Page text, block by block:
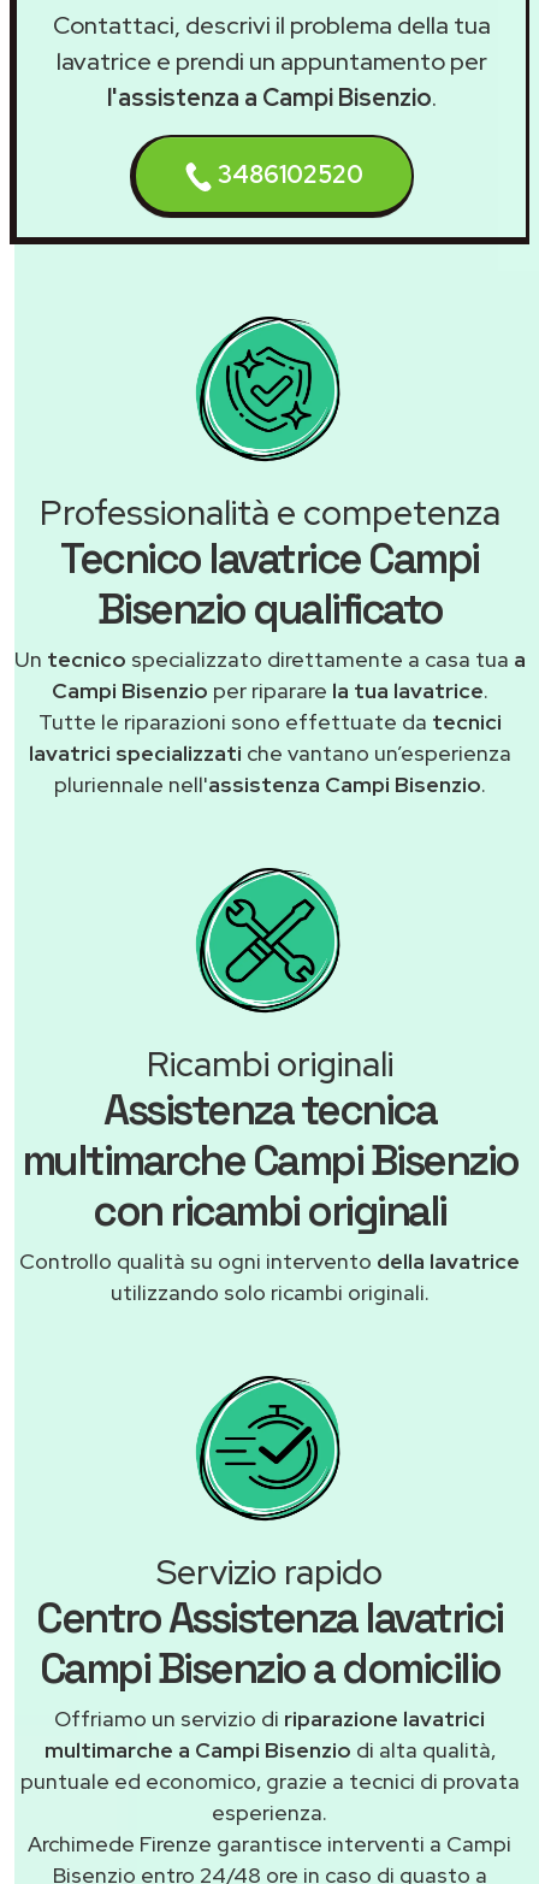
Contattaci, descrivi il problema della tua
lavatrice e prendi un appuntamento per
l'assistenza a Campi Bisenzio.
3486102520
Professionalità e competenza
Tecnico lavatrice Campi
Bisenzio qualificato
Un tecnico specializzato direttamente a casa tua a
Campi Bisenzio per riparare la tua lavatrice.
Tutte le riparazioni sono effettuate da tecnici
lavatrici specializzati che vantano un’esperienza
pluriennale nell'assistenza Campi Bisenzio.
Ricambi originali
Assistenza tecnica
multimarche Campi Bisenzio
con ricambi originali
Controllo qualità su ogni intervento della lavatrice
utilizzando solo ricambi originali.
Servizio rapido
Centro Assistenza lavatrici
Campi Bisenzio a domicilio
Offriamo un servizio di riparazione lavatrici
multimarche a Campi Bisenzio di alta qualità,
puntuale ed economico, grazie a tecnici di provata
esperienza.
Archimede Firenze garantisce interventi a Campi
Bisenzio entro 24/48 ore in caso di guasto a